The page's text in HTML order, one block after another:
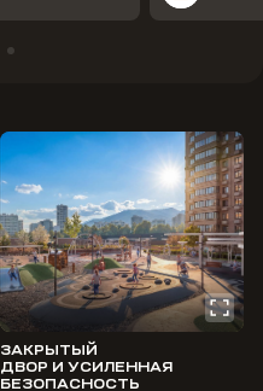
ЗАКРЫТЫЙ
ДВОР И УСИЛЕННАЯ
БЕЗОПАСНОСТЬ